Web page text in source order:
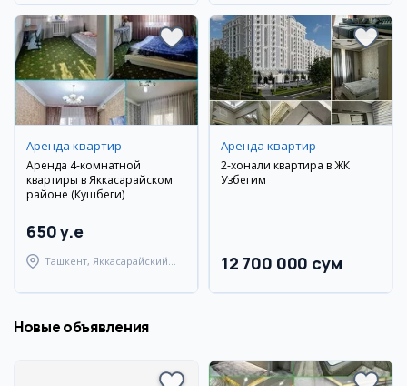
Аренда квартир
Аренда 4-комнатной
квартиры в Яккасарайском
районе (Кушбеги)
650 y.e
Ташкент, Яккасарайский
Аренда квартир
2-хонали квартира в ЖК
Узбегим
12 700 000 сум
Новые объявления